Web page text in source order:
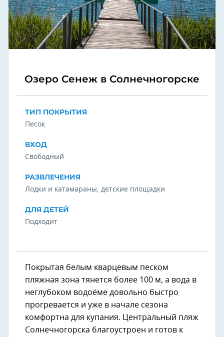
Озеро Сенеж в Солнечногорске
ТИП ПОКРЫТИЯ
Песок
ВХОД
Свободный
РАЗВЛЕЧЕНИЯ
Лодки и катамараны, детские площадки
ДЛЯ ДЕТЕЙ
Подходит
Покрытая белым кварцевым песком
пляжная зона тянется более 100 м, а вода в
неглубоком водоёме довольно быстро
прогревается и уже в начале сезона
комфортна для купания. Центральный пляж
Солнечногорска благоустроен и готов к